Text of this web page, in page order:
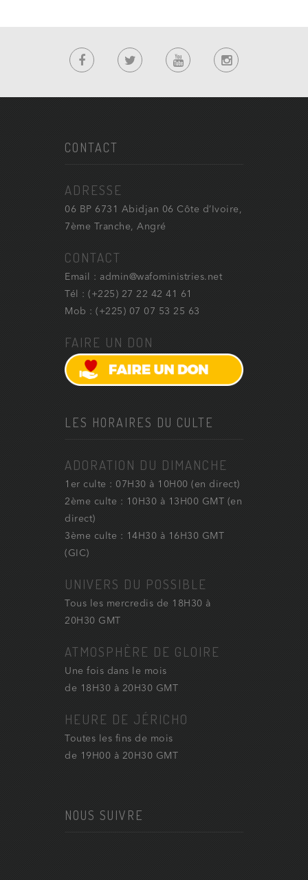
CONTACT
ADRESSE
06 BP 6731 Abidjan 06 Côte d’Ivoire,
7ème Tranche, Angré
CONTACT
Email : admin@wafoministries.net
Tél : (+225) 27 22 42 41 61
Mob : (+225) 07 07 53 25 63
FAIRE UN DON
LES HORAIRES DU CULTE
ADORATION DU DIMANCHE
1er culte : 07H30 à 10H00 (en direct)
2ème culte : 10H30 à 13H00 GMT (en
direct)
3ème culte : 14H30 à 16H30 GMT
(GIC)
UNIVERS DU POSSIBLE
Tous les mercredis de 18H30 à
20H30 GMT
ATMOSPHÈRE DE GLOIRE
Une fois dans le mois
de 18H30 à 20H30 GMT
HEURE DE JÉRICHO
Toutes les fins de mois
de 19H00 à 20H30 GMT
NOUS SUIVRE